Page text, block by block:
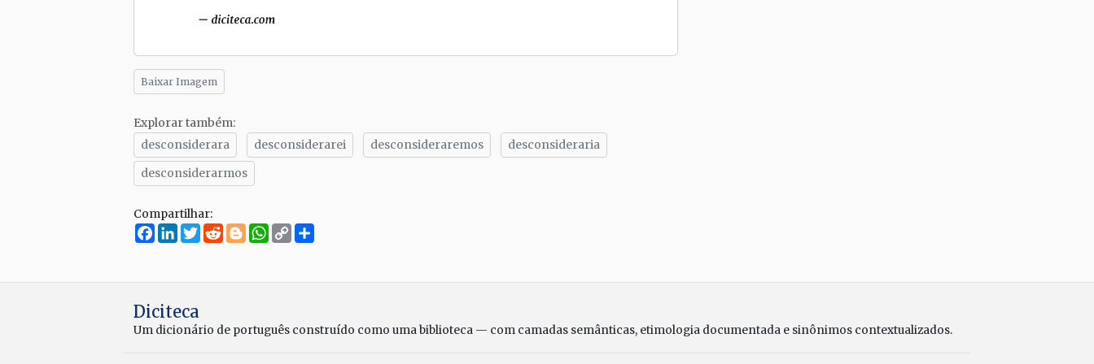
Baixar Imagem
Explorar também:
desconsiderara
desconsiderarei desconsideraremos
desconsideraria
desconsiderarmos
Compartilhar:
Facebook
LinkedIn
Twitter
RedditBloggerWhatsApp
Copy
Link
Diciteca
Um dicionário de português construído como uma biblioteca — com camadas semânticas, etimologia documentada e sinônimos contextualizados.